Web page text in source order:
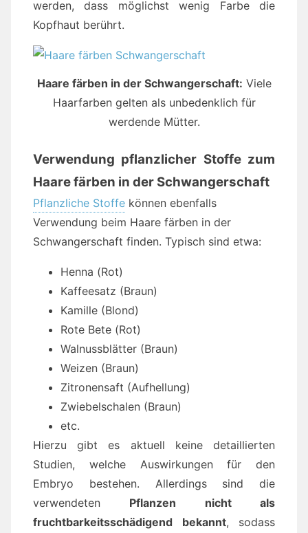
werden, dass möglichst wenig Farbe die
Kopfhaut berührt.
Haare färben in der Schwangerschaft: Viele
Haarfarben gelten als unbedenklich für
werdende Mütter.
Verwendung pflanzlicher Stoffe zum
Haare färben in der Schwangerschaft
Pflanzliche Stoffe können ebenfalls
Verwendung beim Haare färben in der
Schwangerschaft finden. Typisch sind etwa:
Henna (Rot)
Kaffeesatz (Braun)
Kamille (Blond)
Rote Bete (Rot)
Walnussblätter (Braun)
Weizen (Braun)
Zitronensaft (Aufhellung)
Zwiebelschalen (Braun)
etc.
Hierzu gibt es aktuell keine detaillierten
Studien, welche Auswirkungen für den
Embryo bestehen. Allerdings sind die
verwendeten Pflanzen nicht als
fruchtbarkeitsschädigend bekannt, sodass